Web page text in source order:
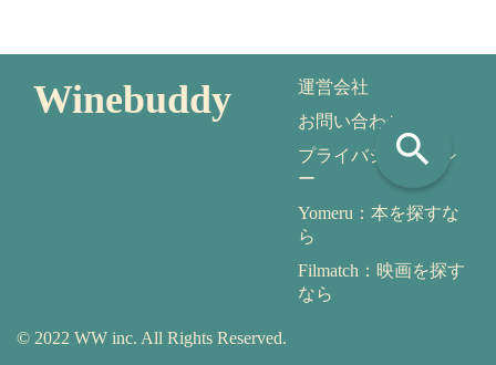
search
Winebuddy
運営会社
お問い合わせ
プライバシーポリシ
ー
Yomeru：本を探すな
ら
Filmatch：映画を探す
なら
© 2022 WW inc. All Rights Reserved.